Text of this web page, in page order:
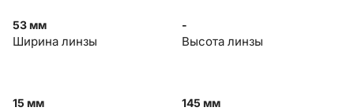
53 мм
Ширина линзы
-
Высота линзы
15 мм 145 мм